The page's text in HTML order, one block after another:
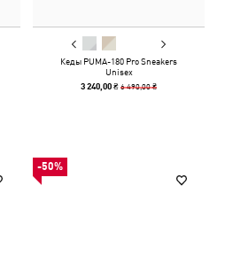
Кеды PUMA-180 Pro Sneakers
Unisex
3 240,00 ₴6 490,00 ₴
-50%